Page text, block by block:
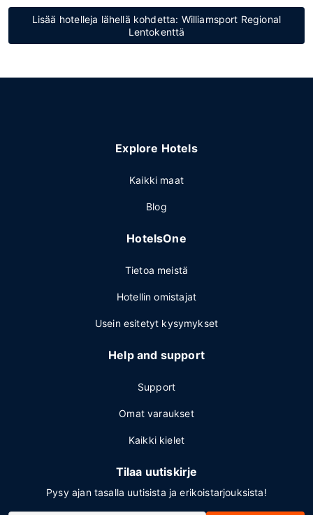
Lisää hotelleja lähellä kohdetta: Williamsport Regional
Lentokenttä
Explore Hotels
Kaikki maat
Blog
HotelsOne
Tietoa meistä
Hotellin omistajat
Usein esitetyt kysymykset
Help and support
Support
Omat varaukset
Kaikki kielet
Tilaa uutiskirje
Pysy ajan tasalla uutisista ja erikoistarjouksista!